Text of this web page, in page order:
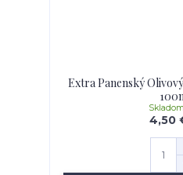
Extra Panenský
4,50